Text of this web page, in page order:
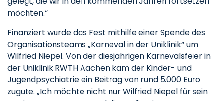
möchten.“
Finanziert wurde das Fest mithilfe einer Spende des
Organisationsteams „Karneval in der Uniklinik“ um
Wilfried Niepel. Von der diesjährigen Karnevalsfeier in
der Uniklinik RWTH Aachen kam der Kinder- und
Jugendpsychiatrie ein Beitrag von rund 5.000 Euro
zugute. „Ich möchte nicht nur Wilfried Niepel für sein